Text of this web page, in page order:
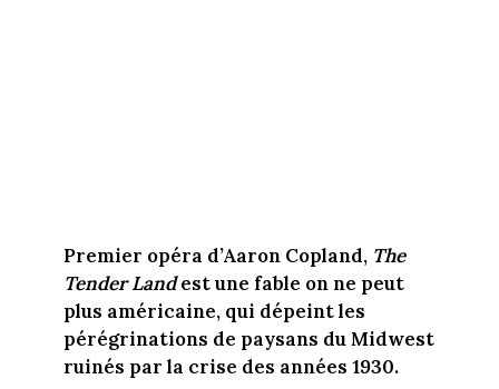
Premier opéra d’Aaron Copland, The
Tender Landest une fable on ne peut
plus américaine, qui dépeint les
pérégrinations de paysans du Midwest
ruinés par la crise des années 1930.